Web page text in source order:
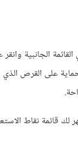
الجانبية
على القرص
قائمة نقاط